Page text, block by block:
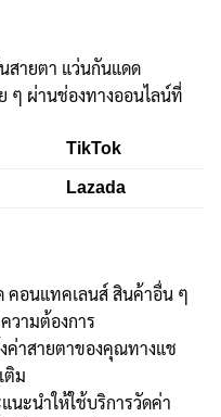
สายตา แว่นกันแดด
ๆ ผ่านช่องทางออนไลน์ที่
TikTok
Lazada
คอนแทคเลนส์ สินค้าอื่น ๆ
วามต้องการ
ค่าสายตาของคุณทางแช
ติม
ะนำให้ใช้บริการวัดค่า